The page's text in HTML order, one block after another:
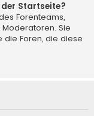
der Startseite?
Forenteams,
Sie
Foren, die diese